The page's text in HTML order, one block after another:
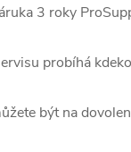
3 roky
probíhá
být na